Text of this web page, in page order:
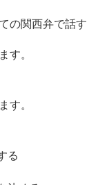
の関西弁で話す
す。
す。
る